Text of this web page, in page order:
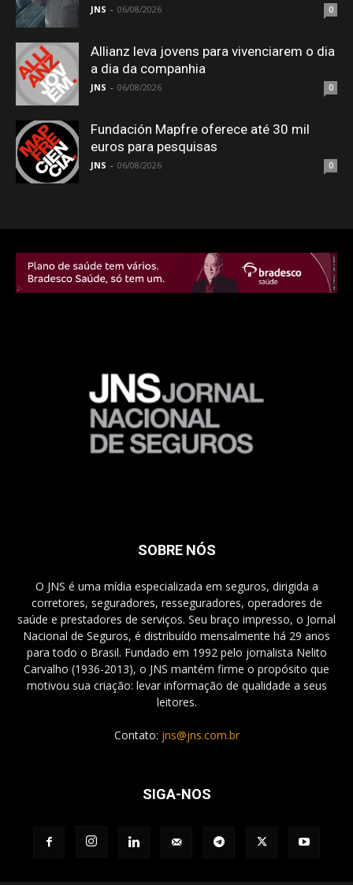
JNS - 06/08/2026 0
Allianz leva jovens para vivenciarem o dia
a dia da companhia
JNS - 06/08/2026 0
Fundación Mapfre oferece até 30 mil
euros para pesquisas
JNS - 06/08/2026 0
SOBRE NÓS
O JNS é uma mídia especializada em seguros, dirigida a
corretores, seguradores, resseguradores, operadores de
saúde e prestadores de serviços. Seu braço impresso, o Jornal
Nacional de Seguros, é distribuído mensalmente há 29 anos
para todo o Brasil. Fundado em 1992 pelo jornalista Nelito
Carvalho (1936-2013), o JNS mantém firme o propósito que
motivou sua criação: levar informação de qualidade a seus
leitores.
Contato: jns@jns.com.br
SIGA-NOS